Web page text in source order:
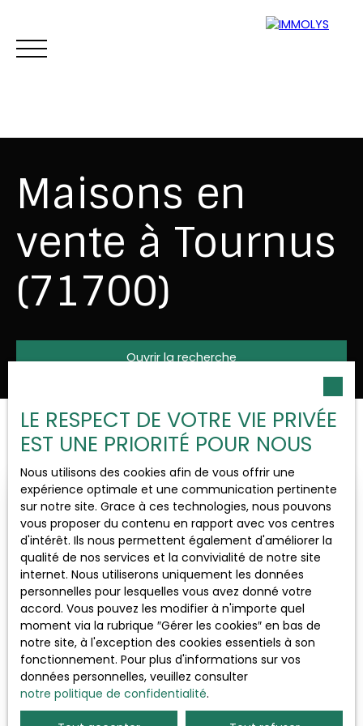
Vente Location Gestion
Maisons en
vente à Tournus
(71700)
Ouvrir la recherche
Vente
Type d'offre
Maison
Type de bien
Tournus (71700)
Localisation
Budget max (€)
Surface min (m²)
Rechercher
Pertinence
Trier par
Créer une alerte
102 000€
Nouveauté
Maison individuelle proche centre-ville
LE RESPECT DE VOTRE VIE PRIVÉE
EST UNE PRIORITÉ POUR NOUS
Nous utilisons des cookies afin de vous offrir une
expérience optimale et une communication pertinente
sur notre site. Grace à ces technologies, nous pouvons
vous proposer du contenu en rapport avec vos centres
d'intérêt. Ils nous permettent également d'améliorer la
qualité de nos services et la convivialité de notre site
internet. Nous utiliserons uniquement les données
personnelles pour lesquelles vous avez donné votre
accord. Vous pouvez les modifier à n'importe quel
moment via la rubrique ″Gérer les cookies″ en bas de
notre site, à l'exception des cookies essentiels à son
fonctionnement. Pour plus d'informations sur vos
données personnelles, veuillez consulter
notre politique de confidentialité.